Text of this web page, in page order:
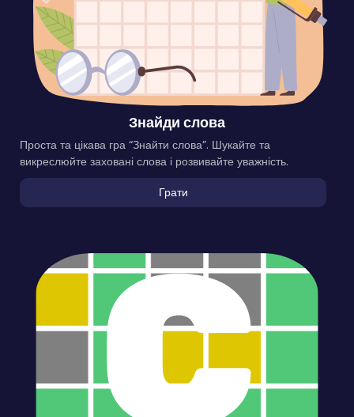
Знайди слова
Проста та цікава гра “Знайти слова”. Шукайте та
викреслюйте заховані слова і розвивайте уважність.
Грати